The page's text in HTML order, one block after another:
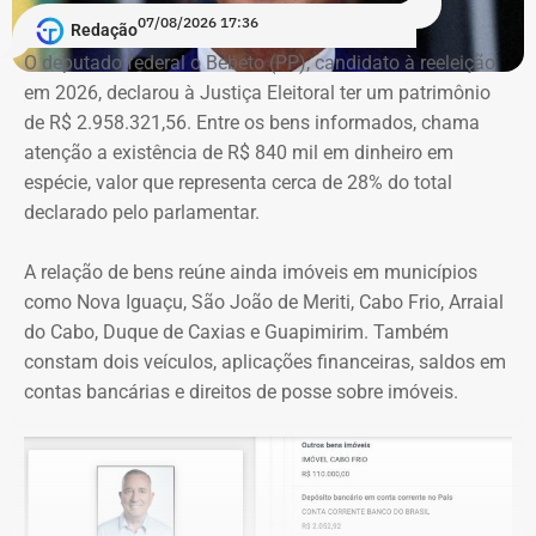
apresentar Crivella como responsável direto por obras,
serviços e programas públicos. Um exemplo disso,
segundo a Ação Popular, foram as publicações em que
Crivella aparece anunciando entregas de obras e
reformas de praças, além de mensagens em primeira
pessoa, como: “Estamos aqui recuperando os aparelhos
da praça”.
*Com informações do g1
Redação07/08/2026 17:36
O deputado federal o Bebeto (PP), candidato à reeleição
em 2026, declarou à Justiça Eleitoral ter um patrimônio
de R$ 2.958.321,56. Entre os bens informados, chama
atenção a existência de R$ 840 mil em dinheiro em
espécie, valor que representa cerca de 28% do total
declarado pelo parlamentar.
A relação de bens reúne ainda imóveis em municípios
como Nova Iguaçu, São João de Meriti, Cabo Frio, Arraial
do Cabo, Duque de Caxias e Guapimirim. Também
constam dois veículos, aplicações financeiras, saldos em
contas bancárias e direitos de posse sobre imóveis.